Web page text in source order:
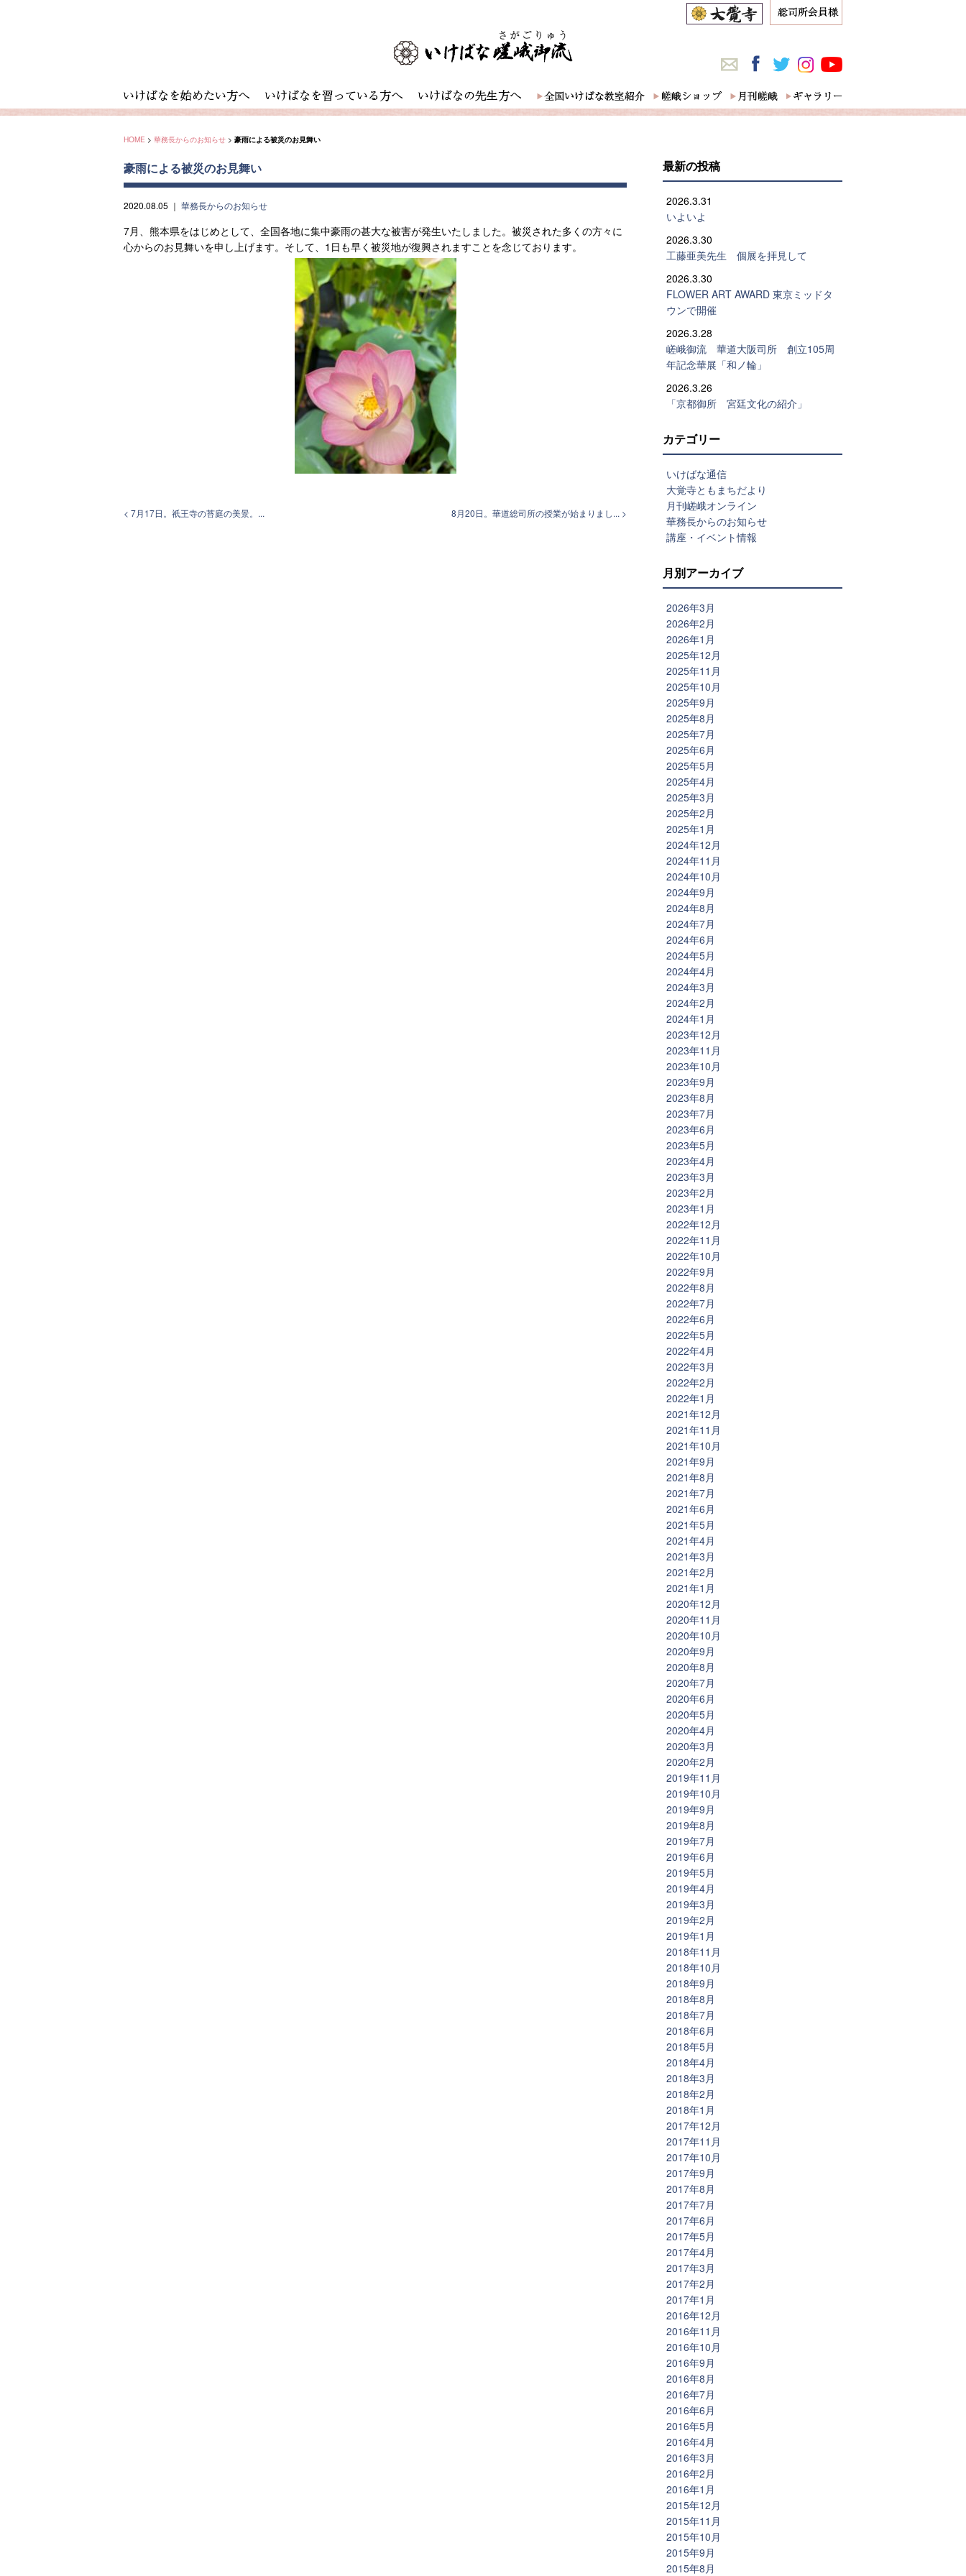
HOME > 華務長からのお知らせ > 豪雨による被災のお見舞い
豪雨による被災のお見舞い
2020.08.05 ｜ 華務長からのお知らせ
7月、熊本県をはじめとして、全国各地に集中豪雨の甚大な被害が発生いたしました。被災された多くの方々に
心からのお見舞いを申し上げます。そして、1日も早く被災地が復興されますことを念じております。
< 7月17日。祇王寺の苔庭の美景。... 8月20日。華道総司所の授業が始まりまし... >
最新の投稿
2026.3.31
いよいよ
2026.3.30
工藤亜美先生 個展を拝見して
2026.3.30
FLOWER ART AWARD 東京ミッドタ
ウンで開催
2026.3.28
嵯峨御流 華道大阪司所 創立105周
年記念華展「和ノ輪」
2026.3.26
「京都御所 宮廷文化の紹介」
カテゴリー
いけばな通信
大覚寺ともまちだより
月刊嵯峨オンライン
華務長からのお知らせ
講座・イベント情報
月別アーカイブ
2026年3月
2026年2月
2026年1月
2025年12月
2025年11月
2025年10月
2025年9月
2025年8月
2025年7月
2025年6月
2025年5月
2025年4月
2025年3月
2025年2月
2025年1月
2024年12月
2024年11月
2024年10月
2024年9月
2024年8月
2024年7月
2024年6月
2024年5月
2024年4月
2024年3月
2024年2月
2024年1月
2023年12月
2023年11月
2023年10月
2023年9月
2023年8月
2023年7月
2023年6月
2023年5月
2023年4月
2023年3月
2023年2月
2023年1月
2022年12月
2022年11月
2022年10月
2022年9月
2022年8月
2022年7月
2022年6月
2022年5月
2022年4月
2022年3月
2022年2月
2022年1月
2021年12月
2021年11月
2021年10月
2021年9月
2021年8月
2021年7月
2021年6月
2021年5月
2021年4月
2021年3月
2021年2月
2021年1月
2020年12月
2020年11月
2020年10月
2020年9月
2020年8月
2020年7月
2020年6月
2020年5月
2020年4月
2020年3月
2020年2月
2019年11月
2019年10月
2019年9月
2019年8月
2019年7月
2019年6月
2019年5月
2019年4月
2019年3月
2019年2月
2019年1月
2018年11月
2018年10月
2018年9月
2018年8月
2018年7月
2018年6月
2018年5月
2018年4月
2018年3月
2018年2月
2018年1月
2017年12月
2017年11月
2017年10月
2017年9月
2017年8月
2017年7月
2017年6月
2017年5月
2017年4月
2017年3月
2017年2月
2017年1月
2016年12月
2016年11月
2016年10月
2016年9月
2016年8月
2016年7月
2016年6月
2016年5月
2016年4月
2016年3月
2016年2月
2016年1月
2015年12月
2015年11月
2015年10月
2015年9月
2015年8月